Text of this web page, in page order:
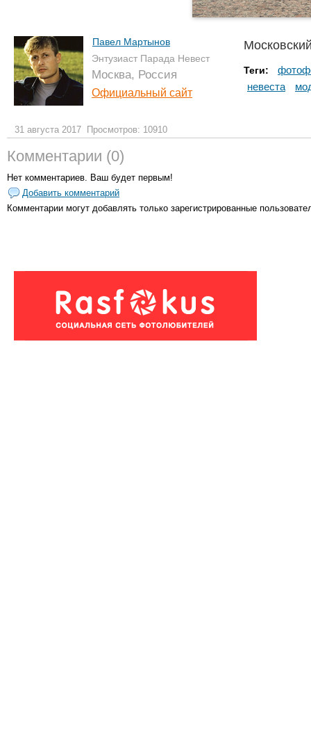
Павел Мартынов
Энтузиаст Парада Невест
Москва, Россия
Официальный сайт
Теги:
невеста
31 августа 2017 Просмотров: 10910
Комментарии (0)
Нет комментариев. Ваш будет первым!
Добавить комментарий
Комментарии могут добавлять только зарегистрированные